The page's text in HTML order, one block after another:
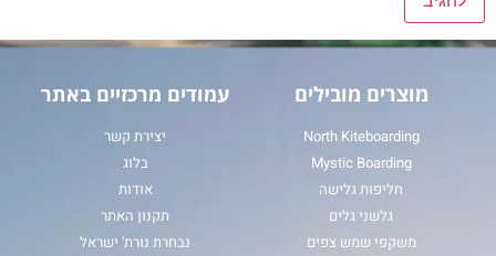
מוצרים מובילים
North Kiteboarding
Mystic Boarding
חליפות גלישה
גלשני גלים
משקפי שמש צפים
עמודים מרכזיים באתר
יצירת קשר
בלוג
אודות
תקנון האתר
נבחרת נורת' ישראל